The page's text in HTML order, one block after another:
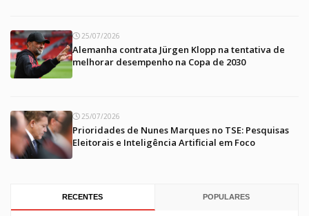
25/07/2026
Alemanha contrata Jürgen Klopp na tentativa de
melhorar desempenho na Copa de 2030
25/07/2026
Prioridades de Nunes Marques no TSE: Pesquisas
Eleitorais e Inteligência Artificial em Foco
RECENTES POPULARES